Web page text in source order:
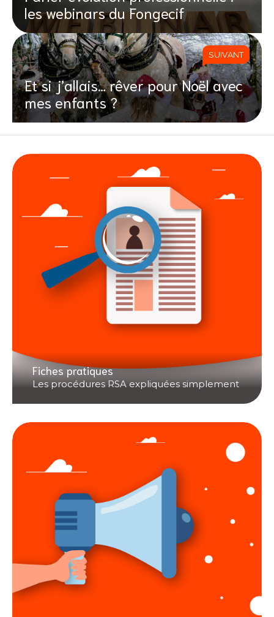
les webinars du Fongecif
SUIVANT
Et si j’allais… rêver pour Noël avec
mes enfants ?
Fiches pratiques
Les procédures RSA expliquées simplement